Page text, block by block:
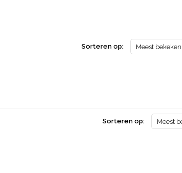
Sorteren op: Meest bekeken
Sorteren op: Meest